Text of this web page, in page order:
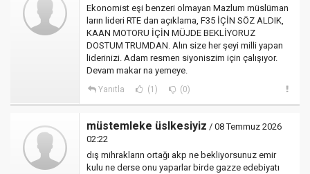
Ekonomist eşi benzeri olmayan Mazlum müslüman
ların lideri RTE dan açıklama, F35 İÇİN SÖZ ALDIK,
KAAN MOTORU İÇİN MÜJDE BEKLİYORUZ
DOSTUM TRUMDAN. Alın size her şeyi milli yapan
liderinizi. Adam resmen siyoniszim için çalışıyor.
Devam makar na yemeye.
Yanıtla (1) (0)
müstemleke üslkesiyiz / 08 Temmuz 2026
02:22
dış mihrakların ortağı akp ne bekliyorsunuz emir
kulu ne derse onu yaparlar birde gazze edebiyatı